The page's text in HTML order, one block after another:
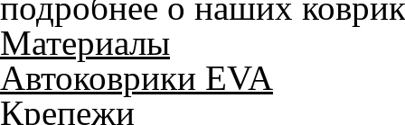
Материалы
Автоковрики EVA
Крепежи